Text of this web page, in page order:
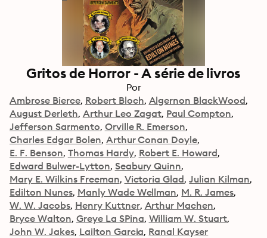
Gritos de Horror - A série de livros
Por
Ambrose Bierce Robert Bloch Algernon BlackWood
August Derleth Arthur Leo Zagat Paul Compton
Jefferson Sarmento Orville R. Emerson
Charles Edgar Bolen Arthur Conan Doyle
E. F. Benson Thomas Hardy Robert E. Howard
Edward Bulwer-Lytton Seabury Quinn
Mary E. Wilkins Freeman Victoria Glad Julian Kilman
Edilton Nunes Manly Wade Wellman M. R. James
W. W. Jacobs Henry Kuttner Arthur Machen
Bryce Walton Greye La SPina William W. Stuart
John W. Jakes Lailton Garcia Ranal Kayser